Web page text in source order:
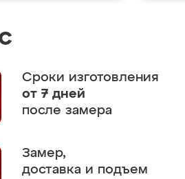
Сроки изготовления
от 7 дней
после замера
Замер,
доставка и подъем